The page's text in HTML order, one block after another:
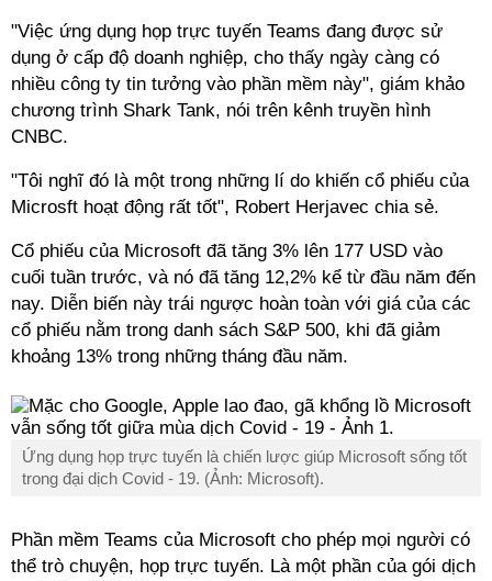
"Việc ứng dụng họp trực tuyến Teams đang được sử
dụng ở cấp độ doanh nghiệp, cho thấy ngày càng có
nhiều công ty tin tưởng vào phần mềm này", giám khảo
chương trình Shark Tank, nói trên kênh truyền hình
CNBC.
"Tôi nghĩ đó là một trong những lí do khiến cổ phiếu của
Microsft hoạt động rất tốt", Robert Herjavec chia sẻ.
Cổ phiếu của Microsoft đã tăng 3% lên 177 USD vào
cuối tuần trước, và nó đã tăng 12,2% kể từ đầu năm đến
nay. Diễn biến này trái ngược hoàn toàn với giá của các
cổ phiếu nằm trong danh sách S&P 500, khi đã giảm
khoảng 13% trong những tháng đầu năm.
Ứng dụng họp trực tuyến là chiến lược giúp Microsoft sống tốt
trong đại dịch Covid - 19. (Ảnh: Microsoft).
Phần mềm Teams của Microsoft cho phép mọi người có
thể trò chuyện, họp trực tuyến. Là một phần của gói dịch